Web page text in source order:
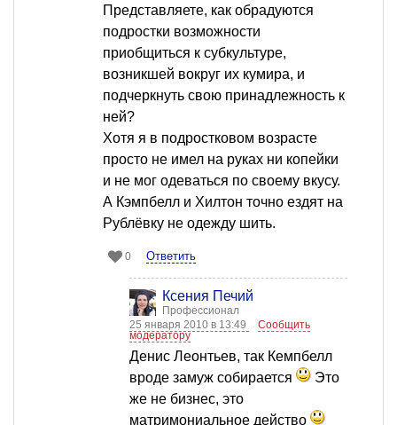
Представляете, как обрадуются
подростки возможности
приобщиться к субкультуре,
возникшей вокруг их кумира, и
подчеркнуть свою принадлежность к
ней?
Хотя я в подростковом возрасте
просто не имел на руках ни копейки
и не мог одеваться по своему вкусу.
А Кэмпбелл и Хилтон точно ездят на
Рублёвку не одежду шить.
0 Ответить
Ксения Печий
Профессионал
25 января 2010 в 13:49
Сообщить
модератору
Денис Леонтьев, так Кемпбелл
вроде замуж собирается
Это
же не бизнес, это
матримониальное действо